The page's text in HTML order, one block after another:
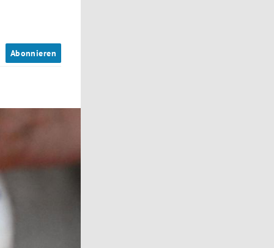
Abonnieren